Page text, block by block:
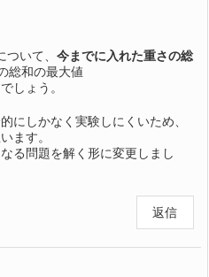
ついて、今までに入れた重さの総
総和の最大値
しょう。
にしかなく実験しにくいため、
ます。
る問題を解く形に変更しまし
返信